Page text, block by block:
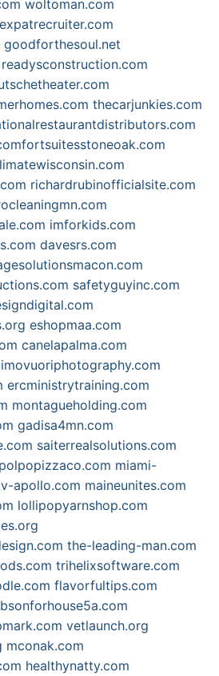
woltoman.com
expatrecruiter.com
goodforthesoul.net
readysconstruction.com
thecarjunkies.com
richardrubinofficialsite.com
imforkids.com
davesrs.com
safetyguyinc.com
eshopmaa.com
canelapalma.com
ercministrytraining.com
montagueholding.com
gadisa4mn.com
saiterrealsolutions.com
polpopizzaco.com miami-
apollo.com maineunites.com
lollipopyarnshop.com
the-leading-man.com
trihelixsoftware.com
flavorfultips.com
vetlaunch.org
mconak.com
healthynatty.com